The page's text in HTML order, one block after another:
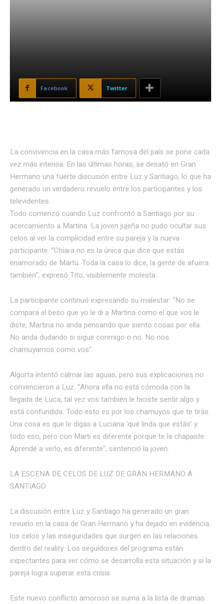
Facebook Twitter
La convivencia en la casa más famosa del país se pone cada
vez más intensa. En las últimas horas, se desató en Gran
Hermano una fuerte discusión entre Luz y Santiago, lo que ha
generado un verdadero revuelo entre los participantes y los
televidentes.
Todo comenzó cuando Luz confrontó a Santiago por su
acercamiento a Martina. La joven jujeña no pudo ocultar sus
celos al ver la complicidad entre su pareja y la nueva
participante. “Chiara no es la única que dice que estás
enamorado de Martu. Toda la casa lo dice, la gente de afuera
también”, expresó Tito, visiblemente molesta.
La participante continuó expresando su malestar: “No se
compara el beso que yo le di a Martina como el que vos le
diste, Martina no anda pensando que siento cosas por ella.
No anda dudando si sigue conmigo o no. No nos
chamuyamos como vos”.
Algorta intentó calmar las aguas, pero sus explicaciones no
convencieron a Luz. “Ahora ella no está cómoda con la
llegada de Luca, tal vez vos también le hiciste sentir algo y
está confundida. Todo esto es por los chamuyos que te tirás.
Una cosa es que le digas a Luciana ‘qué linda que estás’ y
todo eso, pero con Marti es diferente porque te la chapaste.
Aprendé a verlo, es diferente”, sentenció la joven.
LA ESCENA DE CELOS DE LUZ DE GRAN HERMANO A
SANTIAGO
La discusión entre Luz y Santiago ha generado un gran
revuelo en la casa de Gran Hermano y ha dejado en evidencia
los celos y las inseguridades que surgen en las relaciones
dentro del reality. Los seguidores del programa están
expectantes para ver cómo se desarrolla esta situación y si la
pareja logra superar esta crisis.
Este nuevo conflicto amoroso se suma a la lista de dramas